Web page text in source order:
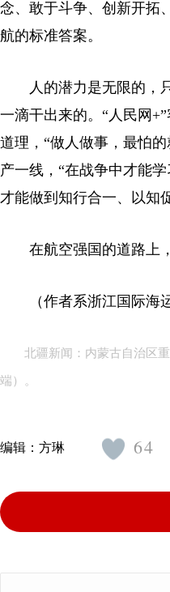
念、敢于斗争、创新开拓
航的标准答案。
人的潜力是无限的，
一滴干出来的。“人民网
道理，“做人做事，最怕
产一线，“在战争中才能
才能做到知行合一、以知
在航空强国的道路上
（作者系浙江国际海
北疆新闻：内蒙古自治区
端）。
编辑： 方琳 64